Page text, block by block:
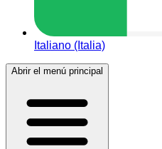
Italiano (Italia)
Abrir el menú principal